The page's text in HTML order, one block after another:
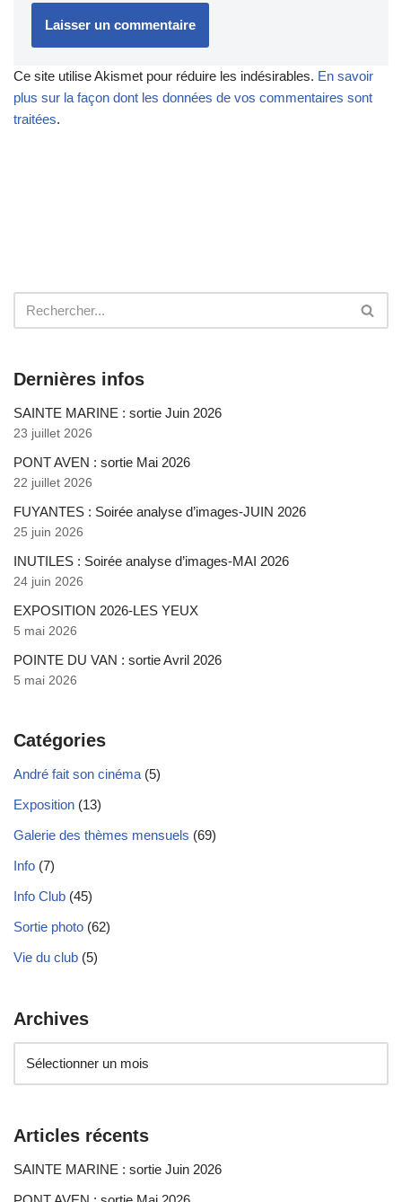
Ce site utilise Akismet pour réduire les indésirables. En savoir
plus sur la façon dont les données de vos commentaires sont
traitées.
Dernières infos
SAINTE MARINE : sortie Juin 2026
23 juillet 2026
PONT AVEN : sortie Mai 2026
22 juillet 2026
FUYANTES : Soirée analyse d’images-JUIN 2026
25 juin 2026
INUTILES : Soirée analyse d’images-MAI 2026
24 juin 2026
EXPOSITION 2026-LES YEUX
5 mai 2026
POINTE DU VAN : sortie Avril 2026
5 mai 2026
Catégories
André fait son cinéma (5)
Exposition (13)
Galerie des thèmes mensuels (69)
Info (7)
Info Club (45)
Sortie photo (62)
Vie du club (5)
Archives
Articles récents
SAINTE MARINE : sortie Juin 2026